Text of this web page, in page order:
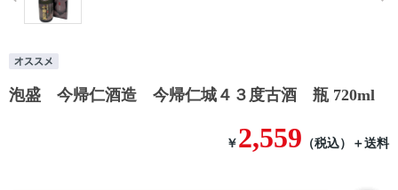
泡盛 今帰仁酒造 今帰仁城４３度古酒 瓶 720ml
￥ 2,559 （税込） ＋送料